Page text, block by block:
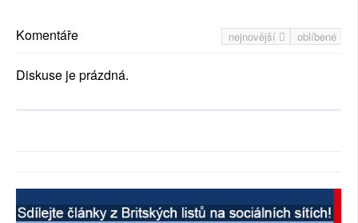
nejnovější oblíbené
Komentáře
Diskuse je prázdná.